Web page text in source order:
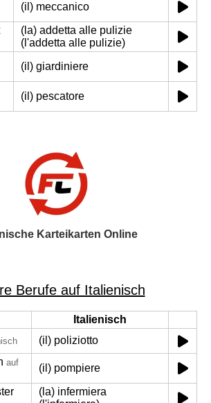
(il) meccanico
(la) addetta alle pulizie
(l'addetta alle pulizie)
(il) giardiniere
(il) pescatore
Karteikarten Online
Berufe auf Italienisch
Italienisch
(il) poliziotto
auf
(il) pompiere
(la) infermiera